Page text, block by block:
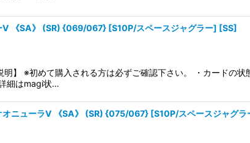
V 《SA》 (SR) {069/067} [S10P/スペースジャグラー] [SS]
明】 ※初めて購入される方は必ずご確認下さい。 ・カードの
細はmagi状…
オニューラV 《SA》 (SR) {075/067} [S10P/スペースジャグ